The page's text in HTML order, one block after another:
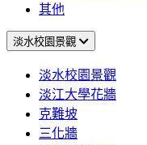
其他
淡水校園景觀
淡水校園景觀
淡江大學花牆
克難坡
三化牆